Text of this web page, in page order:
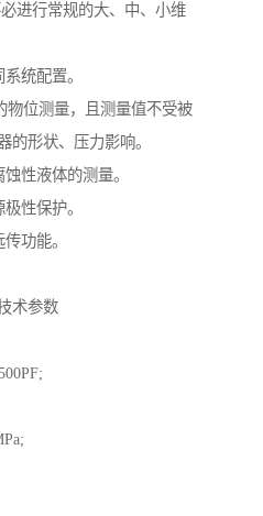
进行常规的大、中、小维
统配置。
位测量，且测量值不受被
的形状、压力影响。
性液体的测量。
极性保护。
线远传功能。
术参数